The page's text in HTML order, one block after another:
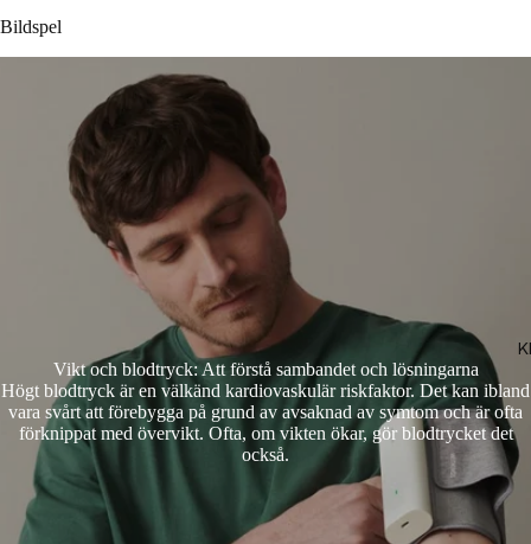
Bildspel
Vikt och blodtryck: Att förstå sambandet och lösningarna
Högt blodtryck är en välkänd kardiovaskulär riskfaktor. Det kan ibland
vara svårt att förebygga på grund av avsaknad av symtom och är ofta
förknippat med övervikt. Ofta, om vikten ökar, gör blodtrycket det
också.